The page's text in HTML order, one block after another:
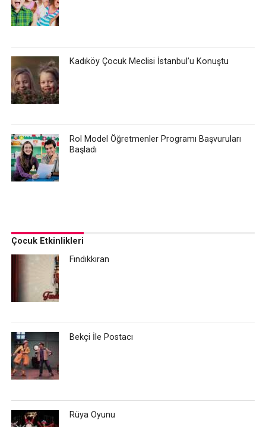
Kadıköy Çocuk Meclisi İstanbul’u Konuştu
Rol Model Öğretmenler Programı Başvuruları
Başladı
Çocuk Etkinlikleri
Fındıkkıran
Bekçi İle Postacı
Rüya Oyunu